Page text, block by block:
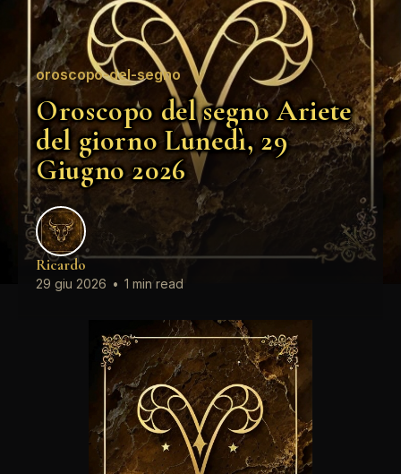
oroscopo-del-segno
Oroscopo del segno Ariete
del giorno Lunedì, 29
Giugno 2026
Ricardo
29 giu 2026 • 1 min read